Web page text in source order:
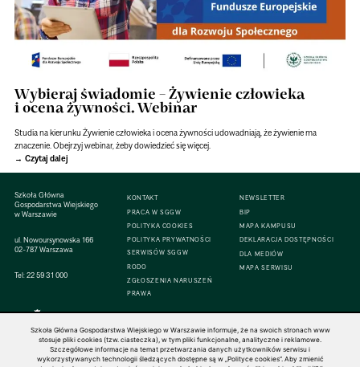
Wybieraj świadomie – Żywienie człowieka
i ocena żywności. Webinar
Studia na kierunku Żywienie człowieka i ocena żywności udowadniają, że żywienie ma
znaczenie. Obejrzyj webinar, żeby dowiedzieć się więcej.
Czytaj dalej
Szkoła Główna
Gospodarstwa Wiejskiego
w Warszawie
ul. Nowoursynowska 166
02-787 Warszawa
Tel:22 59 31 000
KONTAKT
PRACA W SGGW
POLITYKA COOKIES
POLITYKA PRYWATNOŚCI
SERWISÓW SGGW
RODO
ZGŁOSZENIA NARUSZEŃ
PRAWA
NEWSLETTER
BIP
MAPA KAMPUSU
DEKLARACJA DOSTĘPNOŚCI
DLA MEDIÓW
MAPA SERWISU
© 1816–2026 SGGW — ALL RIGHTS RESERVED
Szkoła Główna Gospodarstwa Wiejskiego w Warszawie informuje, że na swoich stronach www
stosuje pliki cookies (tzw. ciasteczka), w tym pliki funkcjonalne, analityczne i reklamowe.
Szczegółowe informacje na temat przetwarzania danych użytkowników serwisu i
wykorzystywanych technologii śledzących dostępne są w „Polityce cookies”. Aby zmienić